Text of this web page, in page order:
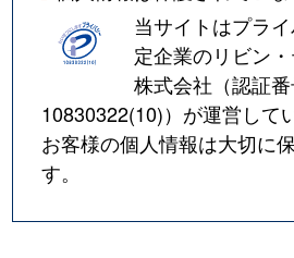
当サイトはプラ
定企業のリビン
株式会社（認証番
10830322(10)）が運営して
お客様の個人情報は大切に
す。